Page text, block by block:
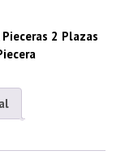
Pieceras 2 Plazas